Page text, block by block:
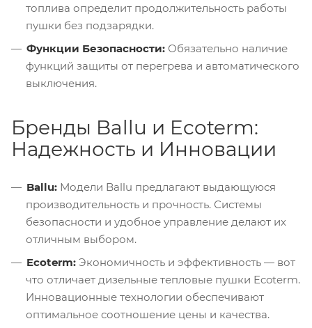
топлива определит продолжительность работы
пушки без подзарядки.
Функции Безопасности: Обязательно наличие
функций защиты от перегрева и автоматического
выключения.
Бренды Ballu и Ecoterm:
Надежность и Инновации
Ballu: Модели Ballu предлагают выдающуюся
производительность и прочность. Системы
безопасности и удобное управление делают их
отличным выбором.
Ecoterm: Экономичность и эффективность — вот
что отличает дизельные тепловые пушки Ecoterm.
Инновационные технологии обеспечивают
оптимальное соотношение цены и качества.